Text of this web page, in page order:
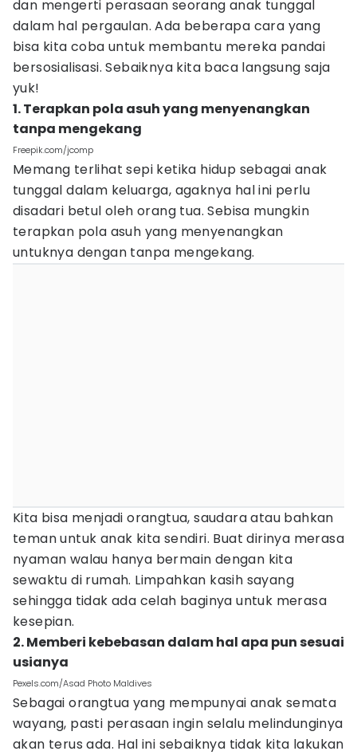
dan mengerti perasaan seorang anak tunggal
dalam hal pergaulan. Ada beberapa cara yang
bisa kita coba untuk membantu mereka pandai
bersosialisasi. Sebaiknya kita baca langsung saja
yuk!
1. Terapkan pola asuh yang menyenangkan
tanpa mengekang
Freepik.com/jcomp
Memang terlihat sepi ketika hidup sebagai anak
tunggal dalam keluarga, agaknya hal ini perlu
disadari betul oleh orang tua. Sebisa mungkin
terapkan pola asuh yang menyenangkan
untuknya dengan tanpa mengekang.
Kita bisa menjadi orangtua, saudara atau bahkan
teman untuk anak kita sendiri. Buat dirinya merasa
nyaman walau hanya bermain dengan kita
sewaktu di rumah. Limpahkan kasih sayang
sehingga tidak ada celah baginya untuk merasa
kesepian.
2. Memberi kebebasan dalam hal apa pun sesuai
usianya
Pexels.com/Asad Photo Maldives
Sebagai orangtua yang mempunyai anak semata
wayang, pasti perasaan ingin selalu melindunginya
akan terus ada. Hal ini sebaiknya tidak kita lakukan